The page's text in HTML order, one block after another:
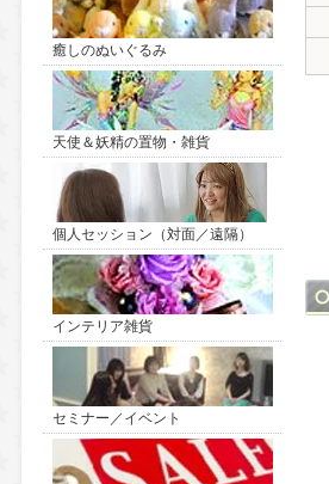
癒しのぬいぐるみ
天使＆妖精の置物・雑貨
個人セッション（対面／遠隔）
インテリア雑貨
セミナー／イベント